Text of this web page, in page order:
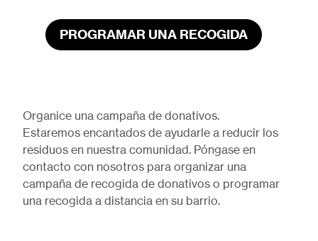
PROGRAMAR UNA RECOGIDA
Organice una campaña de donativos.
Estaremos encantados de ayudarle a reducir los
residuos en nuestra comunidad. Póngase en
contacto con nosotros para organizar una
campaña de recogida de donativos o programar
una recogida a distancia en su barrio.